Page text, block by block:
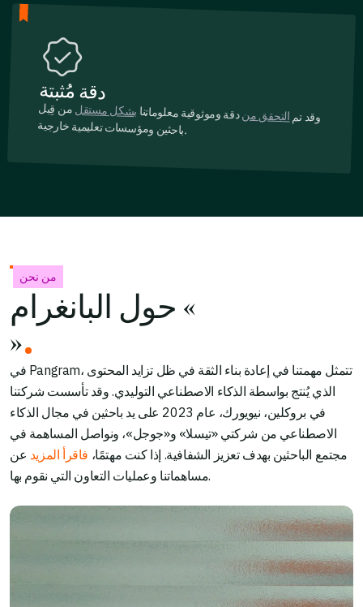
دقة مُثبتة
وقد تم التحقق مندقة وموثوقية معلوماتنا بشكل مستقل من قِبل
باحثين ومؤسسات تعليمية خارجية.
من نحن
حول البانغرام «
»
في Pangram، تتمثل مهمتنا في إعادة بناء الثقة في ظل تزايد المحتوى
الذي يُنتج بواسطة الذكاء الاصطناعي التوليدي. وقد تأسست شركتنا
في بروكلين، نيويورك، عام 2023 على يد باحثين في مجال الذكاء
الاصطناعي من شركتي «تيسلا» و«جوجل»، ونواصل المساهمة في
مجتمع الباحثين بهدف تعزيز الشفافية. إذا كنت مهتمًا، فاقرأ المزيد عن
مساهماتنا وعمليات التعاون التي نقوم بها.